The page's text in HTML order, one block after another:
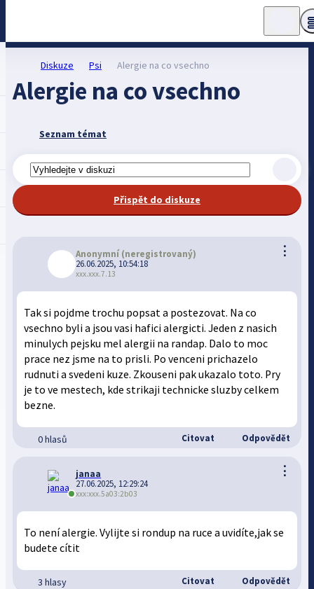
Diskuze Psi Alergie na co vsechno
Alergie na co vsechno
Seznam témat
Přispět do diskuze
⋮
Anonymní (neregistrovaný)
26.06.2025, 10:54:18
xxx.xxx.7.13
Tak si pojdme trochu popsat a postezovat. Na co
vsechno byli a jsou vasi hafici alergicti. Jeden z nasich
minulych pejsku mel alergii na randap. Dalo to moc
prace nez jsme na to prisli. Po venceni prichazelo
rudnuti a svedeni kuze. Zkouseni pak ukazalo toto. Pry
je to ve mestech, kde strikaji technicke sluzby celkem
bezne.
0 hlasů Citovat Odpovědět
⋮
janaa
27.06.2025, 12:29:24
xxx:xxx.5a03:2b03
To není alergie. Vylijte si rondup na ruce a uvidíte,jak se
budete cítit
3 hlasy Citovat Odpovědět